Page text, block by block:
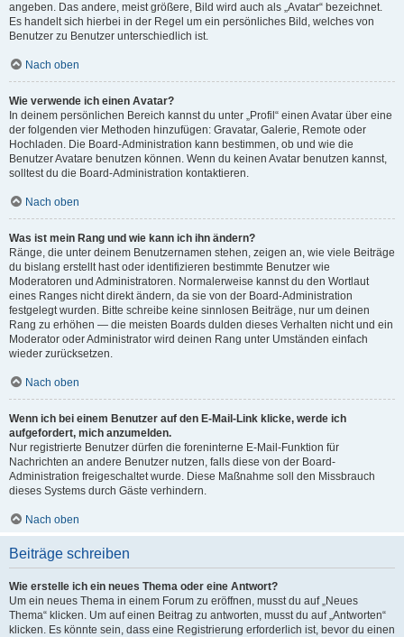
angeben. Das andere, meist größere, Bild wird auch als „Avatar“ bezeichnet.
Es handelt sich hierbei in der Regel um ein persönliches Bild, welches von
Benutzer zu Benutzer unterschiedlich ist.
Nach oben
Wie verwende ich einen Avatar?
In deinem persönlichen Bereich kannst du unter „Profil“ einen Avatar über eine
der folgenden vier Methoden hinzufügen: Gravatar, Galerie, Remote oder
Hochladen. Die Board-Administration kann bestimmen, ob und wie die
Benutzer Avatare benutzen können. Wenn du keinen Avatar benutzen kannst,
solltest du die Board-Administration kontaktieren.
Nach oben
Was ist mein Rang und wie kann ich ihn ändern?
Ränge, die unter deinem Benutzernamen stehen, zeigen an, wie viele Beiträge
du bislang erstellt hast oder identifizieren bestimmte Benutzer wie
Moderatoren und Administratoren. Normalerweise kannst du den Wortlaut
eines Ranges nicht direkt ändern, da sie von der Board-Administration
festgelegt wurden. Bitte schreibe keine sinnlosen Beiträge, nur um deinen
Rang zu erhöhen — die meisten Boards dulden dieses Verhalten nicht und ein
Moderator oder Administrator wird deinen Rang unter Umständen einfach
wieder zurücksetzen.
Nach oben
Wenn ich bei einem Benutzer auf den E-Mail-Link klicke, werde ich
aufgefordert, mich anzumelden.
Nur registrierte Benutzer dürfen die foreninterne E-Mail-Funktion für
Nachrichten an andere Benutzer nutzen, falls diese von der Board-
Administration freigeschaltet wurde. Diese Maßnahme soll den Missbrauch
dieses Systems durch Gäste verhindern.
Nach oben
Beiträge schreiben
Wie erstelle ich ein neues Thema oder eine Antwort?
Um ein neues Thema in einem Forum zu eröffnen, musst du auf „Neues
Thema“ klicken. Um auf einen Beitrag zu antworten, musst du auf „Antworten“
klicken. Es könnte sein, dass eine Registrierung erforderlich ist, bevor du einen